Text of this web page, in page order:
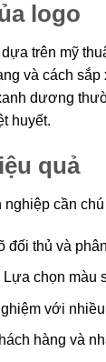
logo
trên mỹ
và cách
dương
huyết.
quả
cần
đối thủ và
Lựa chọn màu
với
hàng và